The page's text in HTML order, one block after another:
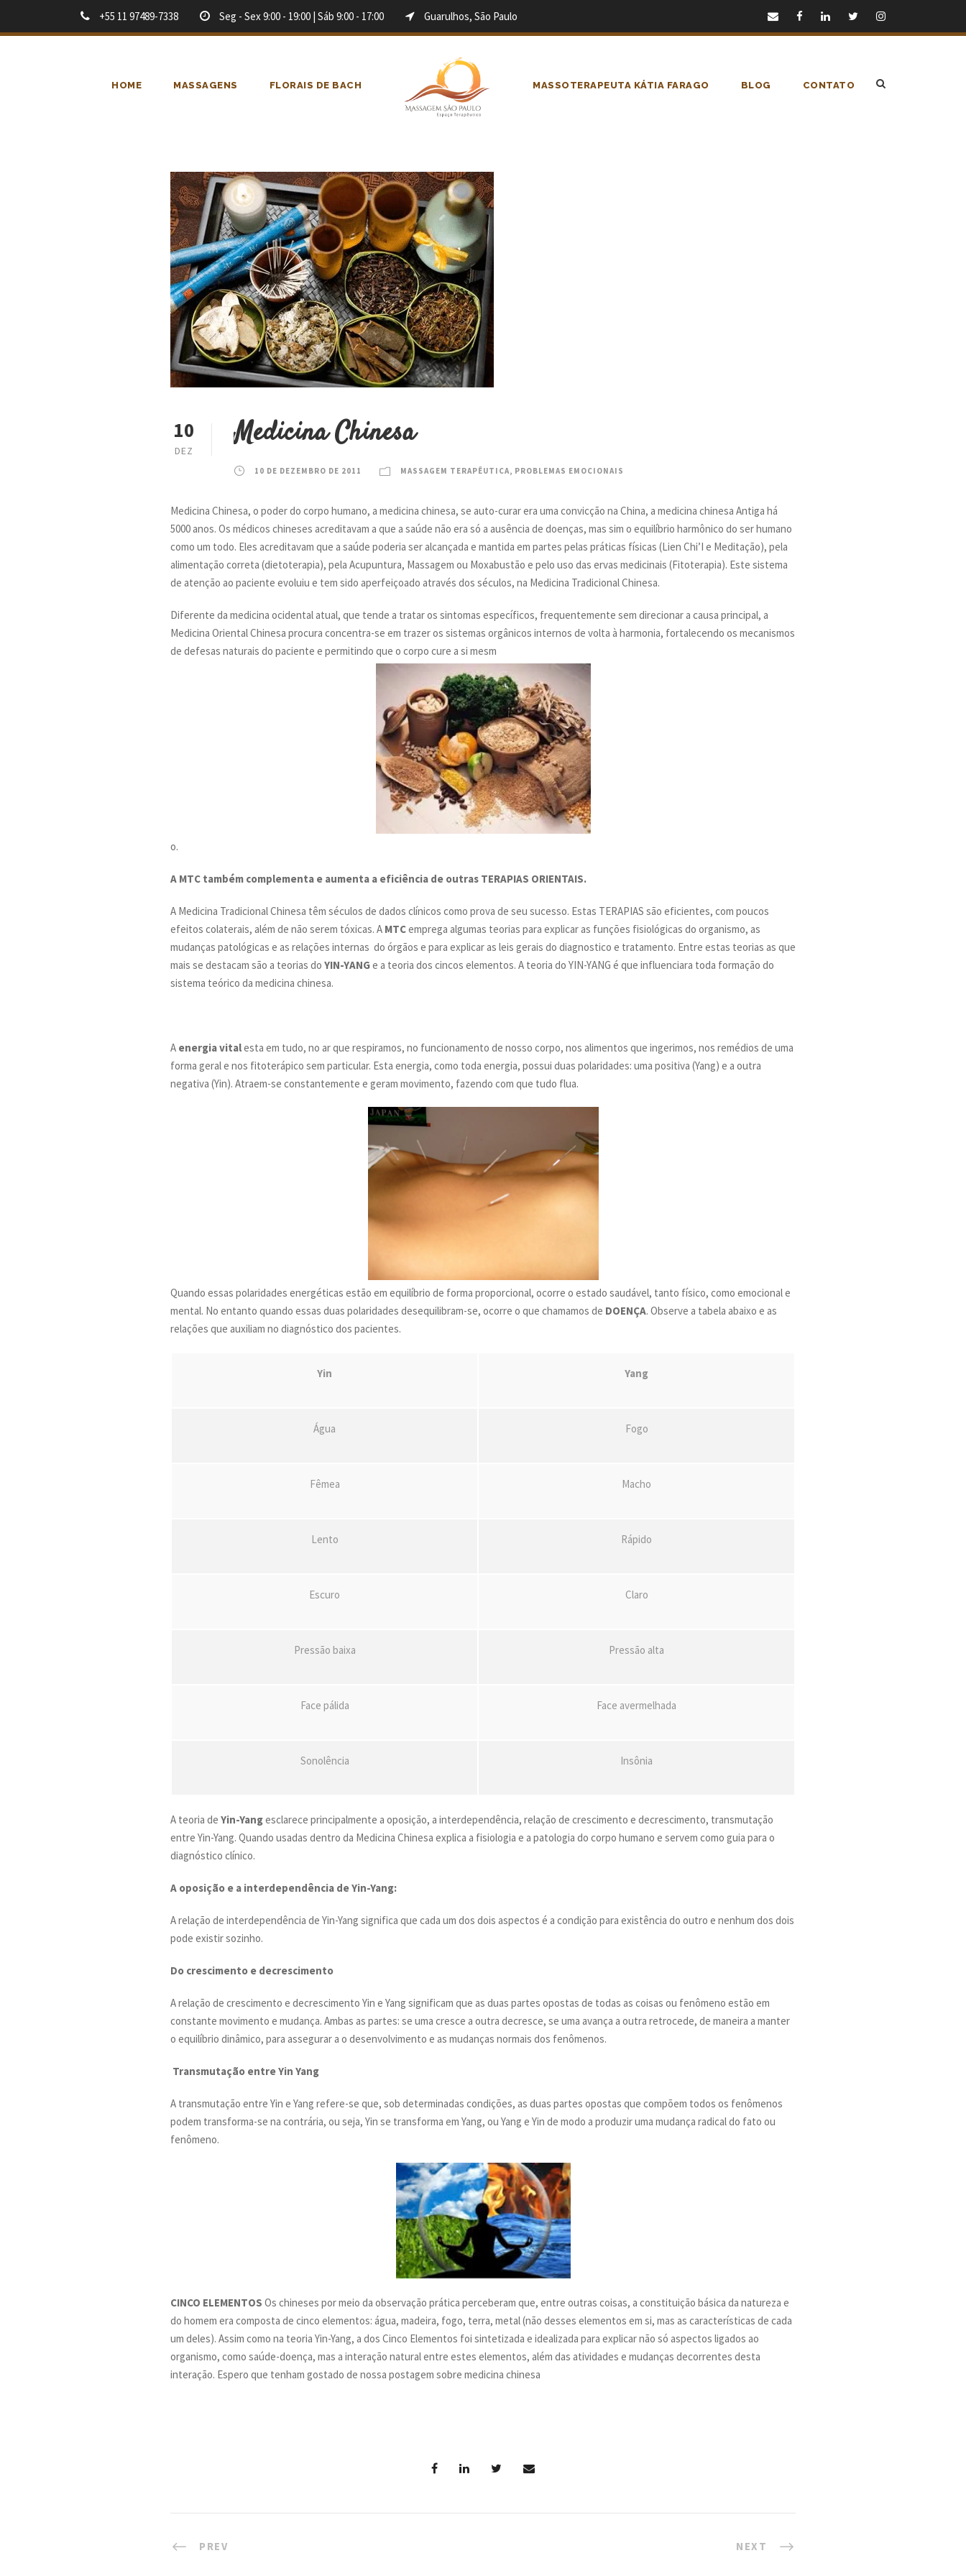
+55 11 97489-7338 Seg - Sex 9:00 - 19:00 | Sáb 9:00 - 17:00 Guarulhos, São Paulo
HOME MASSAGENS FLORAIS DE BACH MASSOTERAPEUTA KÁTIA FARAGO BLOG CONTATO
10
DEZ Medicina Chinesa
10 DE DEZEMBRO DE 2011 MASSAGEM TERAPÊUTICA, PROBLEMAS EMOCIONAIS
Medicina Chinesa, o poder do corpo humano, a medicina chinesa, se auto-curar era uma convicção na China, a medicina chinesa Antiga há
5000 anos. Os médicos chineses acreditavam a que a saúde não era só a ausência de doenças, mas sim o equilíbrio harmônico do ser humano
como um todo. Eles acreditavam que a saúde poderia ser alcançada e mantida em partes pelas práticas físicas (Lien Chi’I e Meditação), pela
alimentação correta (dietoterapia), pela Acupuntura, Massagem ou Moxabustão e pelo uso das ervas medicinais (Fitoterapia). Este sistema
de atenção ao paciente evoluiu e tem sido aperfeiçoado através dos séculos, na Medicina Tradicional Chinesa.
Diferente da medicina ocidental atual, que tende a tratar os sintomas específicos, frequentemente sem direcionar a causa principal, a
Medicina Oriental Chinesa procura concentra-se em trazer os sistemas orgânicos internos de volta à harmonia, fortalecendo os mecanismos
de defesas naturais do paciente e permitindo que o corpo cure a si mesm
o.
A MTC também complementa e aumenta a eficiência de outras TERAPIAS ORIENTAIS.
A Medicina Tradicional Chinesa têm séculos de dados clínicos como prova de seu sucesso. Estas TERAPIAS são eficientes, com poucos
efeitos colaterais, além de não serem tóxicas. A MTCemprega algumas teorias para explicar as funções fisiológicas do organismo, as
mudanças patológicas e as relações internas do órgãos e para explicar as leis gerais do diagnostico e tratamento. Entre estas teorias as que
mais se destacam são a teorias do YIN-YANGe a teoria dos cincos elementos. A teoria do YIN-YANG é que influenciara toda formação do
sistema teórico da medicina chinesa.
A energia vitalesta em tudo, no ar que respiramos, no funcionamento de nosso corpo, nos alimentos que ingerimos, nos remédios de uma
forma geral e nos fitoterápico sem particular. Esta energia, como toda energia, possui duas polaridades: uma positiva (Yang) e a outra
negativa (Yin). Atraem-se constantemente e geram movimento, fazendo com que tudo flua.
Quando essas polaridades energéticas estão em equilíbrio de forma proporcional, ocorre o estado saudável, tanto físico, como emocional e
mental. No entanto quando essas duas polaridades desequilibram-se, ocorre o que chamamos de DOENÇA. Observe a tabela abaixo e as
relações que auxiliam no diagnóstico dos pacientes.
Yin Yang
Água Fogo
Fêmea Macho
Lento Rápido
Escuro Claro
Pressão baixa Pressão alta
Face pálida Face avermelhada
Sonolência Insônia
A teoria de Yin-Yangesclarece principalmente a oposição, a interdependência, relação de crescimento e decrescimento, transmutação
entre Yin-Yang. Quando usadas dentro da Medicina Chinesa explica a fisiologia e a patologia do corpo humano e servem como guia para o
diagnóstico clínico.
A oposição e a interdependência de Yin-Yang:
A relação de interdependência de Yin-Yang significa que cada um dos dois aspectos é a condição para existência do outro e nenhum dos dois
pode existir sozinho.
Do crescimento e decrescimento
A relação de crescimento e decrescimento Yin e Yang significam que as duas partes opostas de todas as coisas ou fenômeno estão em
constante movimento e mudança. Ambas as partes: se uma cresce a outra decresce, se uma avança a outra retrocede, de maneira a manter
o equilíbrio dinâmico, para assegurar a o desenvolvimento e as mudanças normais dos fenômenos.
Transmutação entre Yin Yang
A transmutação entre Yin e Yang refere-se que, sob determinadas condições, as duas partes opostas que compõem todos os fenômenos
podem transforma-se na contrária, ou seja, Yin se transforma em Yang, ou Yang e Yin de modo a produzir uma mudança radical do fato ou
fenômeno.
CINCO ELEMENTOS Os chineses por meio da observação prática perceberam que, entre outras coisas, a constituição básica da natureza e
do homem era composta de cinco elementos: água, madeira, fogo, terra, metal (não desses elementos em si, mas as características de cada
um deles). Assim como na teoria Yin-Yang, a dos Cinco Elementos foi sintetizada e idealizada para explicar não só aspectos ligados ao
organismo, como saúde-doença, mas a interação natural entre estes elementos, além das atividades e mudanças decorrentes desta
interação. Espero que tenham gostado de nossa postagem sobre medicina chinesa
PREV NEXT